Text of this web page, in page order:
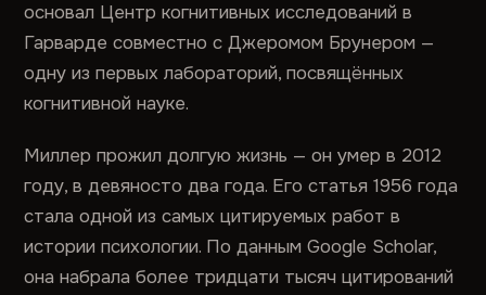
основал Центр когнитивных исследований в
Гарварде совместно с Джеромом Брунером —
одну из первых лабораторий, посвящённых
когнитивной науке.
Миллер прожил долгую жизнь — он умер в 2012
году, в девяносто два года. Его статья 1956 года
стала одной из самых цитируемых работ в
истории психологии. По данным Google Scholar,
она набрала более тридцати тысяч цитирований